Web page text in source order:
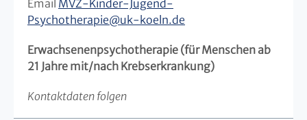
Email MVZ-Kinder-Jugend-
Psychotherapie@uk-koeln.de
Erwachsenenpsychotherapie (für Menschen ab
21 Jahre mit/nach Krebserkrankung)
Kontaktdaten folgen